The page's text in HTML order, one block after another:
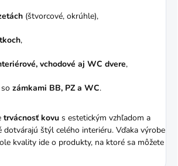
(štvorcové, okrúhle),
,
vchodové aj WC dvere,
zámkami BB, PZ a WC.
trvácnosť kovu s estetickým vzhľadom a
dotvárajú štýl celého interiéru. Vďaka výrobe
kvality ide o produkty, na ktoré sa môžete